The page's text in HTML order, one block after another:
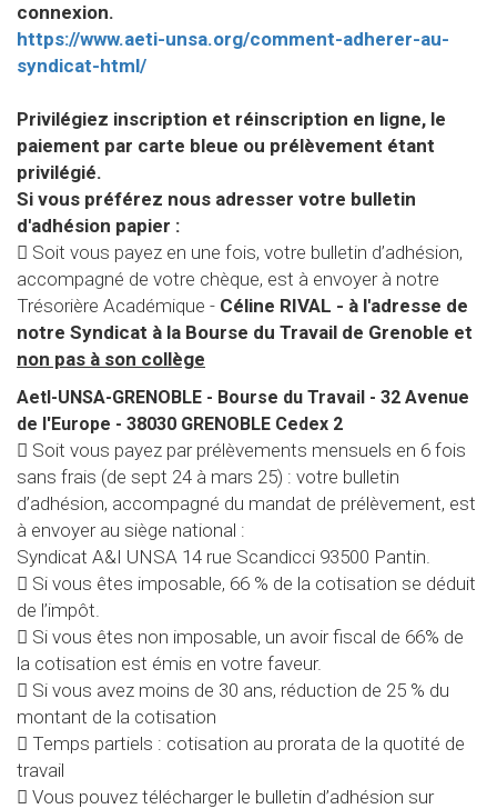
connexion.
https://www.aeti-unsa.org/comment-adherer-au-
syndicat-html/
Privilégiez inscription et réinscription en ligne, le
paiement par carte bleue ou prélèvement étant
privilégié.
Si vous préférez nous adresser votre bulletin
d'adhésion papier :
 Soit vous payez en une fois, votre bulletin d’adhésion,
accompagné de votre chèque, est à envoyer à notre
Trésorière Académique - Céline RIVAL - à l'adresse de
notre Syndicat à la Bourse du Travail de Grenoble et
non pas à son collège
AetI-UNSA-GRENOBLE - Bourse du Travail - 32 Avenue
de l'Europe - 38030 GRENOBLE Cedex 2
 Soit vous payez par prélèvements mensuels en 6 fois
sans frais (de sept 24 à mars 25) : votre bulletin
d’adhésion, accompagné du mandat de prélèvement, est
à envoyer au siège national :
Syndicat A&I UNSA 14 rue Scandicci 93500 Pantin.
 Si vous êtes imposable, 66 % de la cotisation se déduit
de l’impôt.
 Si vous êtes non imposable, un avoir fiscal de 66% de
la cotisation est émis en votre faveur.
 Si vous avez moins de 30 ans, réduction de 25 % du
montant de la cotisation
 Temps partiels : cotisation au prorata de la quotité de
travail
 Vous pouvez télécharger le bulletin d’adhésion sur